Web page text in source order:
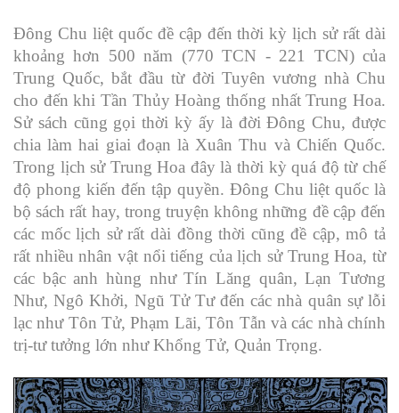
Đông Chu liệt quốc đề cập đến thời kỳ lịch sử rất dài
khoảng hơn 500 năm (770 TCN - 221 TCN) của
Trung Quốc, bắt đầu từ đời Tuyên vương nhà Chu
cho đến khi Tần Thủy Hoàng thống nhất Trung Hoa.
Sử sách cũng gọi thời kỳ ấy là đời Đông Chu, được
chia làm hai giai đoạn là Xuân Thu và Chiến Quốc.
Trong lịch sử Trung Hoa đây là thời kỳ quá độ từ chế
độ phong kiến đến tập quyền. Đông Chu liệt quốc là
bộ sách rất hay, trong truyện không những đề cập đến
các mốc lịch sử rất dài đồng thời cũng đề cập, mô tả
rất nhiều nhân vật nổi tiếng của lịch sử Trung Hoa, từ
các bậc anh hùng như Tín Lăng quân, Lạn Tương
Như, Ngô Khởi, Ngũ Tử Tư đến các nhà quân sự lỗi
lạc như Tôn Tử, Phạm Lãi, Tôn Tẫn và các nhà chính
trị-tư tưởng lớn như Khổng Tử, Quản Trọng.